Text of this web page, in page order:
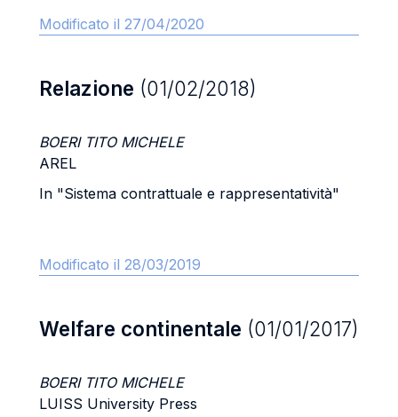
Modificato il 27/04/2020
Relazione (01/02/2018)
BOERI TITO MICHELE
AREL
In "Sistema contrattuale e rappresentatività"
Modificato il 28/03/2019
Welfare continentale (01/01/2017)
BOERI TITO MICHELE
LUISS University Press